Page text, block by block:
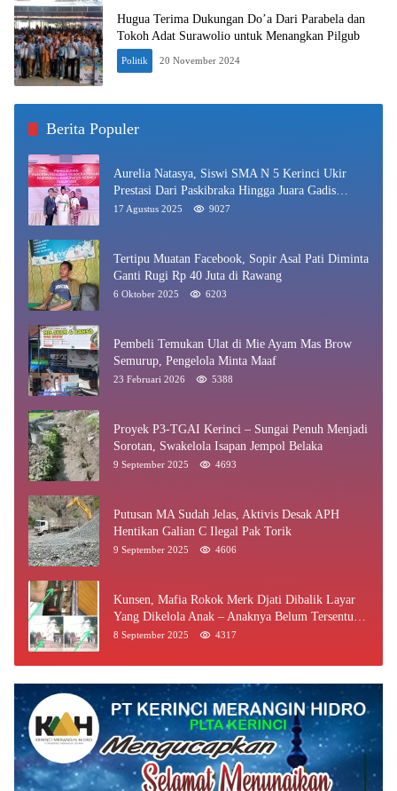
Hugua Terima Dukungan Do’a Dari Parabela dan
Tokoh Adat Surawolio untuk Menangkan Pilgub
Politik 20 November 2024
Berita Populer
Aurelia Natasya, Siswi SMA N 5 Kerinci Ukir
Prestasi Dari Paskibraka Hingga Juara Gadis
Kerinci 2025
17 Agustus 2025 9027
Tertipu Muatan Facebook, Sopir Asal Pati Diminta
Ganti Rugi Rp 40 Juta di Rawang
6 Oktober 2025 6203
Pembeli Temukan Ulat di Mie Ayam Mas Brow
Semurup, Pengelola Minta Maaf
23 Februari 2026 5388
Proyek P3-TGAI Kerinci – Sungai Penuh Menjadi
Sorotan, Swakelola Isapan Jempol Belaka
9 September 2025 4693
Putusan MA Sudah Jelas, Aktivis Desak APH
Hentikan Galian C Ilegal Pak Torik
9 September 2025 4606
Kunsen, Mafia Rokok Merk Djati Dibalik Layar
Yang Dikelola Anak – Anaknya Belum Tersentuh
Bea Cukai Jambi
8 September 2025 4317